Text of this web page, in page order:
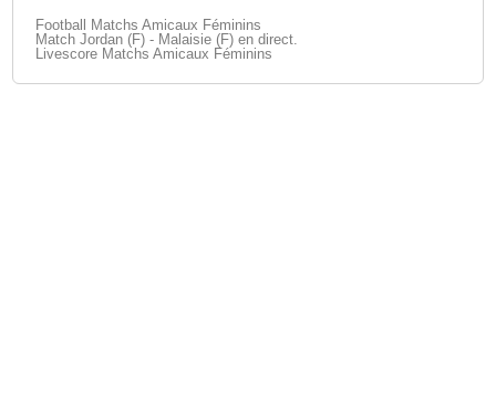
Football Matchs Amicaux Féminins
Match Jordan (F) - Malaisie (F) en direct.
Livescore Matchs Amicaux Féminins